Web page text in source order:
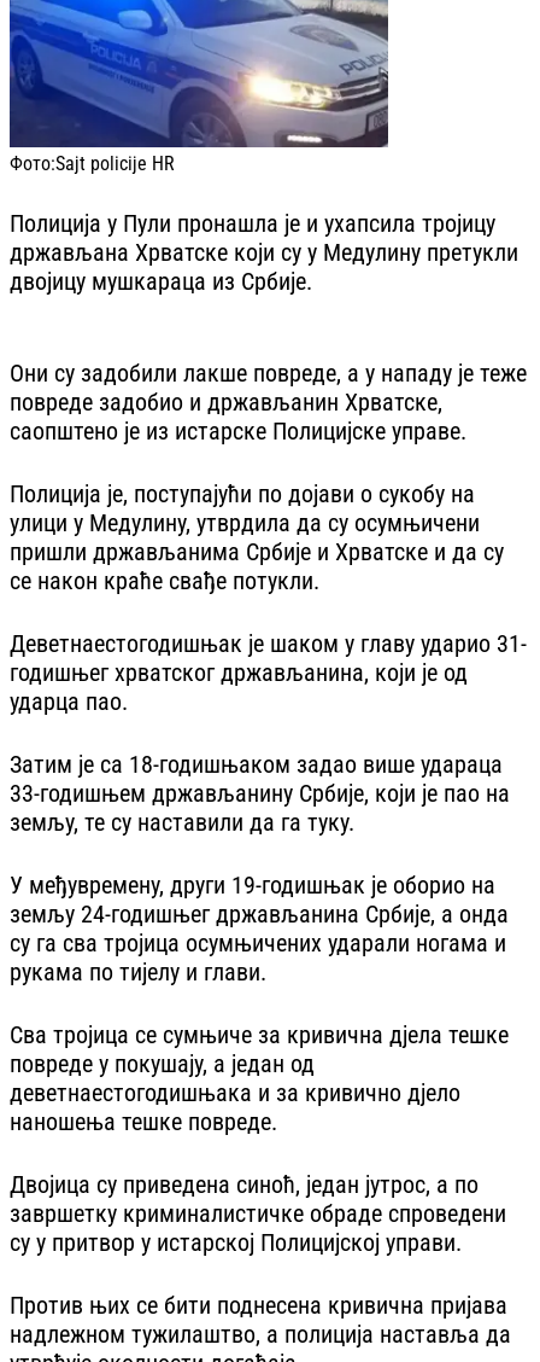
Фото:Sajt policije HR
Полиција у Пули пронашла је и ухапсила тројицу
држављана Хрватске који су у Медулину претукли
двојицу мушкараца из Србије.
Они су задобили лакше повреде, а у нападу је теже
повреде задобио и држављанин Хрватске,
саопштено је из истарске Полицијске управе.
Полиција је, поступајући по дојави о сукобу на
улици у Медулину, утврдила да су осумњичени
пришли држављанима Србије и Хрватске и да су
се након краће свађе потукли.
Деветнаестогодишњак је шаком у главу ударио 31-
годишњег хрватског држављанина, који је од
ударца пао.
Затим је са 18-годишњаком задао више удараца
33-годишњем држављанину Србије, који је пао на
земљу, те су наставили да га туку.
У међувремену, други 19-годишњак је оборио на
земљу 24-годишњег држављанина Србије, а онда
су га сва тројица осумњичених ударали ногама и
рукама по тијелу и глави.
Сва тројица се сумњиче за кривична дјела тешке
повреде у покушају, а један од
деветнаестогодишњака и за кривично дјело
наношења тешке повреде.
Двојица су приведена синоћ, један јутрос, а по
завршетку криминалистичке обраде спроведени
су у притвор у истарској Полицијској управи.
Против њих се бити поднесена кривична пријава
надлежном тужилаштво, а полиција наставља да